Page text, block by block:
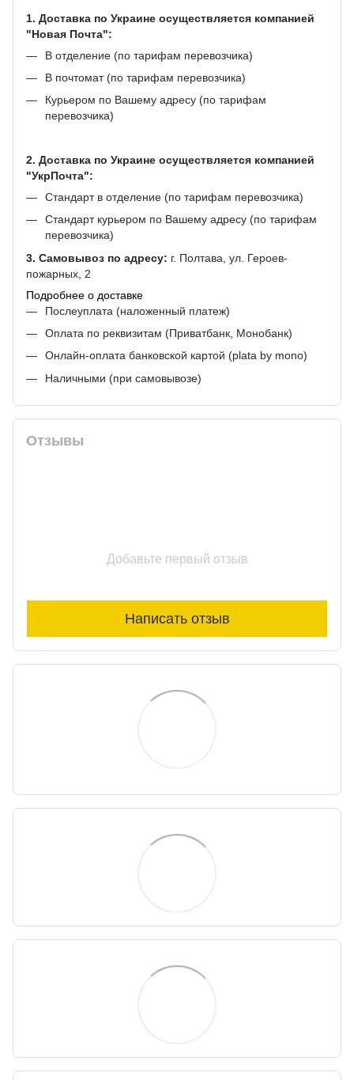
1. Доставка по Украине осуществляется компанией
"Новая Почта":
В отделение (по тарифам перевозчика)
В почтомат (по тарифам перевозчика)
Курьером по Вашему адресу (по тарифам
перевозчика)
2. Доставка по Украине осуществляется компанией
"УкрПочта":
Стандарт в отделение (по тарифам перевозчика)
Стандарт курьером по Вашему адресу (по тарифам
перевозчика)
3. Самовывоз по адресу: г. Полтава, ул. Героев-
пожарных, 2
Подробнее о доставке
Послеуплата (наложенный платеж)
Оплата по реквизитам (Приватбанк, Монобанк)
Онлайн-оплата банковской картой (plata by mono)
Наличными (при самовывозе)
Отзывы
Добавьте первый отзыв
Написать отзыв